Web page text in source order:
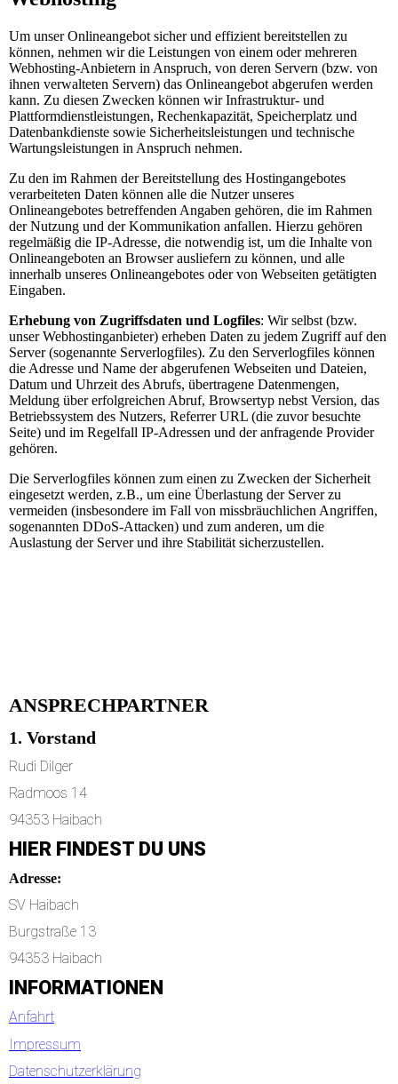
ANSPRECHPARTNER
1. Vorstand
Rudi Dilger
Radmoos 14
94353 Haibach
HIER FINDEST DU UNS
Adresse:
SV Haibach
Burgstraße 13
94353 Haibach
INFORMATIONEN
Anfahrt
Impressum
Datenschutzerklärung